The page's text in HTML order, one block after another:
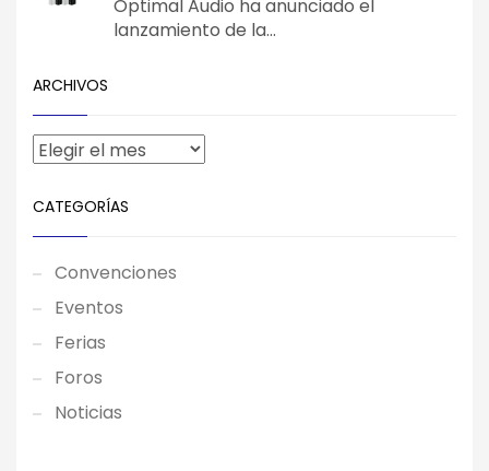
Optimal Audio ha anunciado el
lanzamiento de la...
ARCHIVOS
CATEGORÍAS
Convenciones
Eventos
Ferias
Foros
Noticias